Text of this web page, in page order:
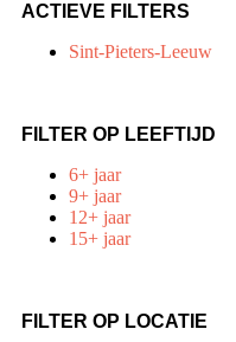
ACTIEVE FILTERS
Sint-Pieters-Leeuw
FILTER OP LEEFTIJD
6+ jaar
9+ jaar
12+ jaar
15+ jaar
FILTER OP LOCATIE